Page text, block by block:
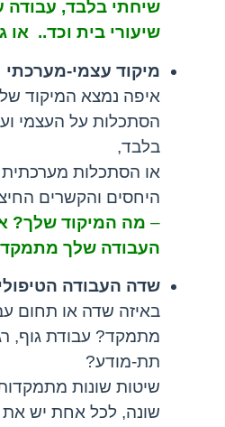
שיחתי בלבד, עבודה
שיעורי בית וכד.. או
מיקוד עצמי-מערכתי
איפה נמצא המיקוד
הסתכלות על העצמי
בלבד,
או הסתכלות מערכתית
היחסים והקשרים
– מה המיקוד שלך?
העבודה שלך מתמקד
שדה העבודה
באיזה שדה או תחום
מתמקד? עבודת גוף,
תת-מודע?
שיטות שונות
שונה, לכל אחת יש את